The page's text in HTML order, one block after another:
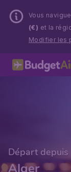
Vous
(€) et la
Modifier les
Départ depuis
Alger